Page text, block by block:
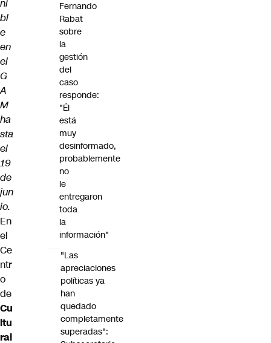
ni
bl
e
en
el
G
A
M
ha
sta
el
19
de
jun
io.
En
el
Ce
ntr
o
de
Cu
ltu
ral
Fernando
Rabat
sobre
la
gestión
del
caso
responde:
"Él
está
muy
desinformado,
probablemente
no
le
entregaron
toda
la
información"
"Las
apreciaciones
políticas ya
han
quedado
completamente
superadas":